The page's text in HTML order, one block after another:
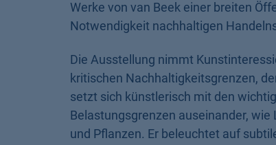
Notwendigkeit nachhaltigen
kritischen Nachhaltigkeitsgrenzen,
setzt sich künstlerisch mit den
Belastungsgrenzen auseinander, wie
und Pflanzen. Er beleuchtet auf
Gesellschaft beim Umgang mit